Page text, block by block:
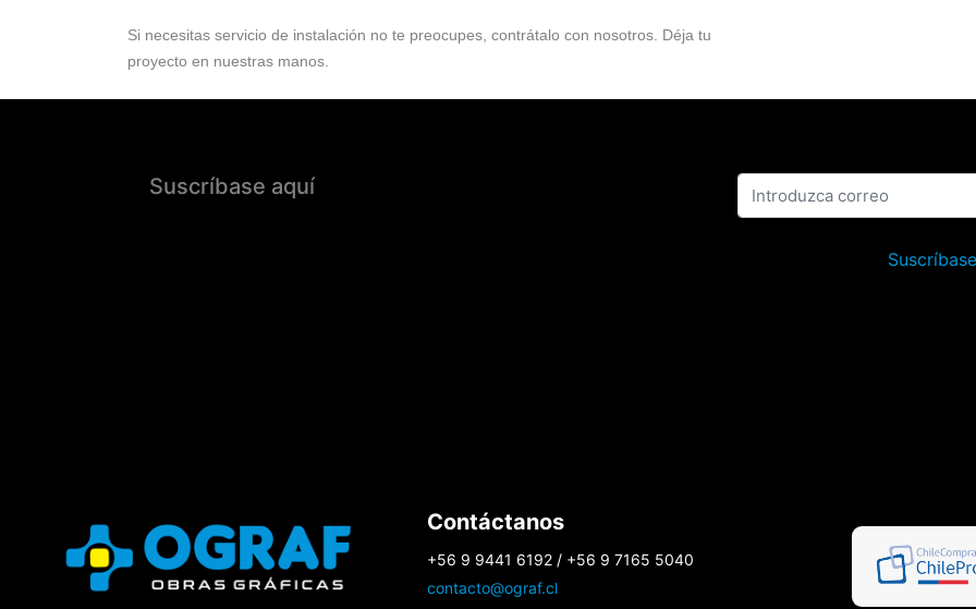
Si necesitas servicio de instalación no te preocupes, contrátalo con nosotros. Déja tu
proyecto en nuestras manos.
Suscríbase aquí
Contáctanos
+56 9 9441 6192 / +56 9 7165 5040
contacto@ograf.cl